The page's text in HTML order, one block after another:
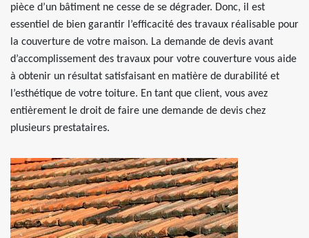
pièce d’un bâtiment ne cesse de se dégrader. Donc, il est
essentiel de bien garantir l’efficacité des travaux réalisable pour
la couverture de votre maison. La demande de devis avant
d’accomplissement des travaux pour votre couverture vous aide
à obtenir un résultat satisfaisant en matière de durabilité et
l’esthétique de votre toiture. En tant que client, vous avez
entièrement le droit de faire une demande de devis chez
plusieurs prestataires.